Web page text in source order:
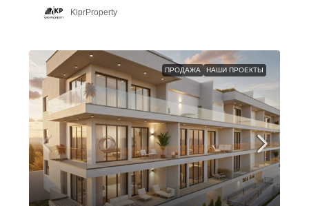
KiprProperty
ПРОДАЖА НАШИ ПРОЕКТЫ